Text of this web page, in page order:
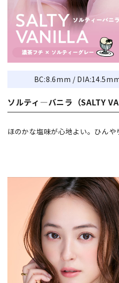
BC:8.6mm /
ソルティ―バニラ（SALTY
ほのかな塩味が心地よい。ひんや